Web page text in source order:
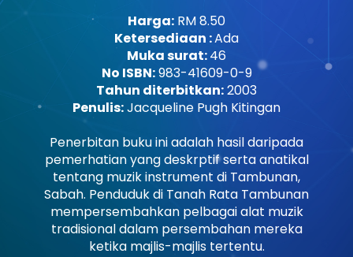
Harga: RM 8.50
Ketersediaan :Ada
Muka surat:46
No ISBN:983-41609-0-9
Tahun diterbitkan:2003
Penulis:Jacqueline Pugh Kitingan
Penerbitan buku ini adalah hasil daripada
pemerhatian yang deskrptif serta anatikal
tentang muzik instrument di Tambunan,
Sabah. Penduduk di Tanah Rata Tambunan
mempersembahkan pelbagai alat muzik
tradisional dalam persembahan mereka
ketika majlis-majlis tertentu.